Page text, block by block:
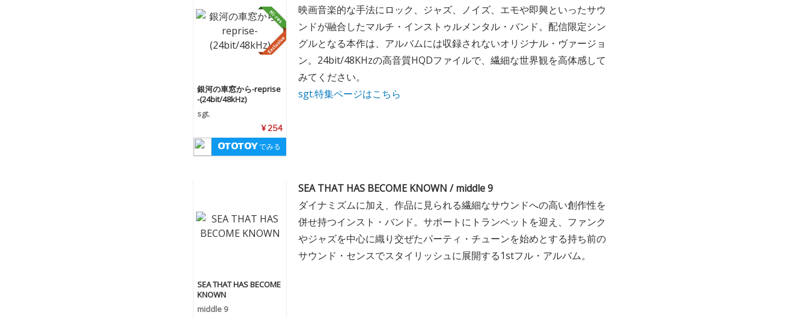
銀河の車窓から-reprise
-(24bit/48kHz)
sgt.
¥ 254
でみる
映画音楽的な手法にロック、ジャズ、ノイズ、エモや即興といったサウ
ンドが融合したマルチ・インストゥルメンタル・バンド。配信限定シン
グルとなる本作は、アルバムには収録されないオリジナル・ヴァージョ
ン。24bit/48KHzの高音質HQDファイルで、繊細な世界観を高体感して
みてください。
sgt.特集ページはこちら
SEA THAT HAS BECOME
KNOWN
middle 9
SEA THAT HAS BECOME KNOWN / middle 9
ダイナミズムに加え、作品に見られる繊細なサウンドへの高い創作性を
併せ持つインスト・バンド。サポートにトランペットを迎え、ファンク
やジャズを中心に織り交ぜたパーティ・チューンを始めとする持ち前の
サウンド・センスでスタイリッシュに展開する1stフル・アルバム。